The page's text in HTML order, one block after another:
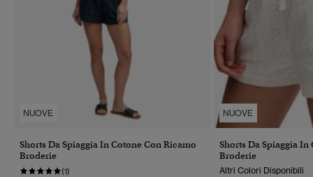
NUOVE
Shorts Da Spiaggia In Cotone Con Ricamo
Broderie
(1)
NUOVE
Shorts Da Spiaggia
Broderie
Altri Colori Disponibili